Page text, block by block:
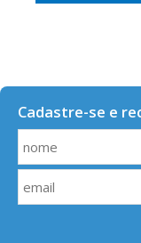
Cadastre-se e